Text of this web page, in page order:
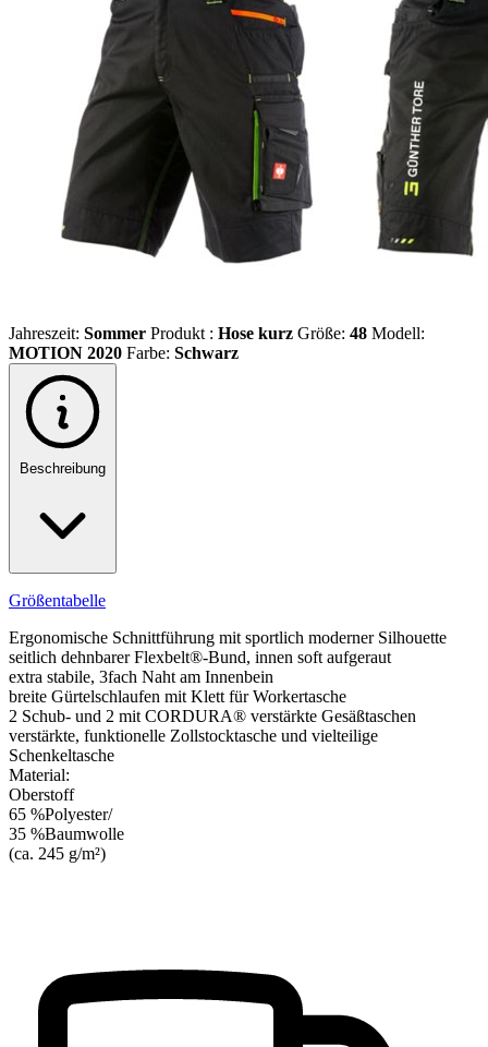
Jahreszeit: Sommer Produkt : Hose kurz Größe: 48 Modell:
MOTION 2020 Farbe: Schwarz
Beschreibung
Größentabelle
Ergonomische Schnittführung mit sportlich moderner Silhouette
seitlich dehnbarer Flexbelt®-Bund, innen soft aufgeraut
extra stabile, 3fach Naht am Innenbein
breite Gürtelschlaufen mit Klett für Workertasche
2 Schub- und 2 mit CORDURA® verstärkte Gesäßtaschen
verstärkte, funktionelle Zollstocktasche und vielteilige
Schenkeltasche
Material:
Oberstoff
65 %Polyester/
35 %Baumwolle
(ca. 245 g/m²)